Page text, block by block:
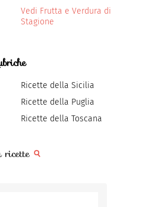
Vedi Frutta e Verdura di
Stagione
Ricette della Sicilia
Ricette della Puglia
Ricette della Toscana
ricette